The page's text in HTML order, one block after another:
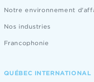
Notre environnement
Nos industries
Francophonie
QUÉBEC INTERNATIONAL